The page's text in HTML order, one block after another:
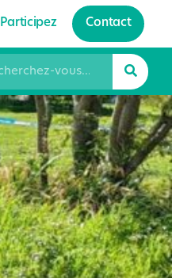
Participez Contact